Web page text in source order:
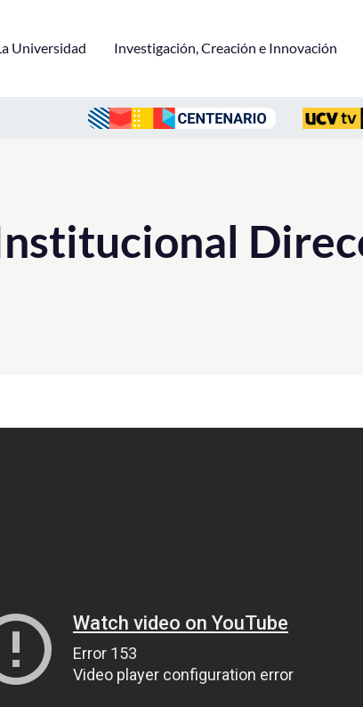
Universidad Investigación, Creación e Innovación